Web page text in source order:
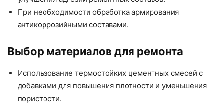
При необходимости обработка армирования
антикоррозийными составами.
Выбор материалов для ремонта
Использование термостойких цементных смесей с
добавками для повышения плотности и уменьшения
пористости.